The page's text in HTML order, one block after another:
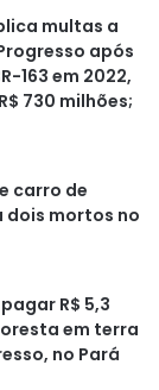
multas a
após
163 em 2022,
730 milhões;
carro de
dois mortos no
R$ 5,3
em terra
no Pará